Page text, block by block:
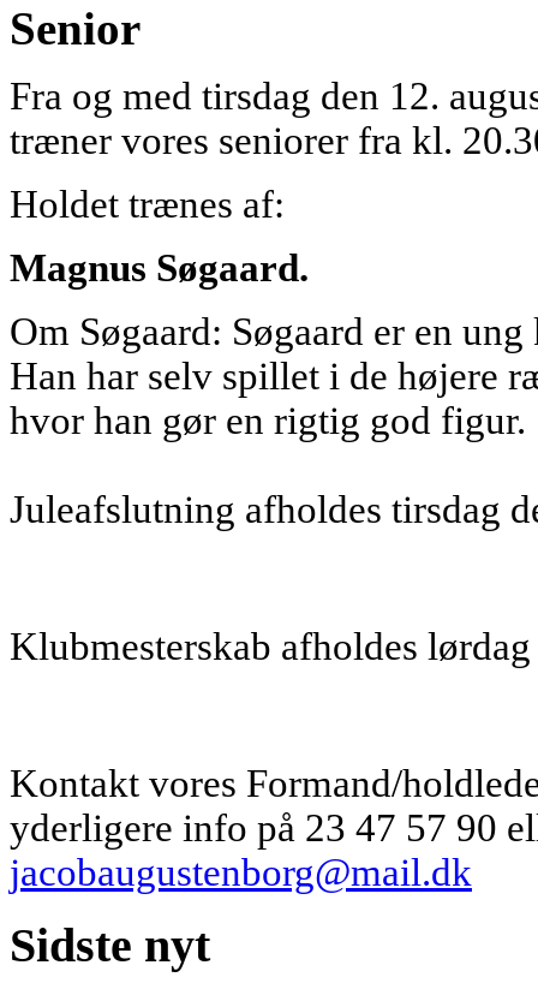
Senior
Fra og med tirsdag den 12.
træner vores seniorer fra kl.
Holdet trænes af:
Magnus Søgaard.
Om Søgaard: Søgaard er en
Han har selv spillet i de højere
hvor han gør en rigtig god figur.
Juleafslutning afholdes tirsdag
Klubmesterskab afholdes
Kontakt vores Formand/
yderligere info på 23 47 57 90
jacobaugustenborg@mail.dk
Sidste nyt